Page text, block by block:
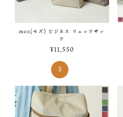
moz(モズ) ビジネス リュックサッ
ク
¥11,550